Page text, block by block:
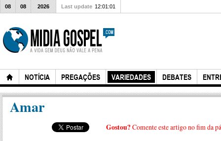
NOTÍCIA PREGAÇÕES VARIEDADES DEBATES
08 08 2026 Last update 12:01:01
Amar
Gostou? Comente este artigo no fim da